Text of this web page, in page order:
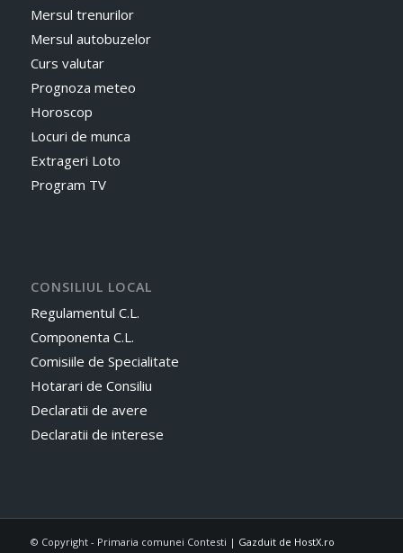
Mersul trenurilor
Mersul autobuzelor
Curs valutar
Prognoza meteo
Horoscop
Locuri de munca
Extrageri Loto
Program TV
CONSILIUL LOCAL
Regulamentul C.L.
Componenta C.L.
Comisiile de Specialitate
Hotarari de Consiliu
Declaratii de avere
Declaratii de interese
© Copyright - Primaria comunei Contesti | Gazduit de HostX.ro